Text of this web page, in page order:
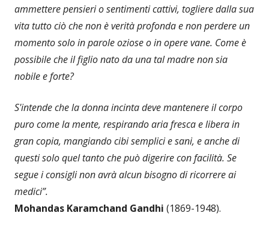
ammettere pensieri o sentimenti cattivi, togliere dalla sua
vita tutto ciò che non è verità profonda e non perdere un
momento solo in parole oziose o in opere vane. Come è
possibile che il figlio nato da una tal madre non sia
nobile e forte?
S'intende che la donna incinta deve mantenere il corpo
puro come la mente, respirando aria fresca e libera in
gran copia, mangiando cibi semplici e sani, e anche di
questi solo quel tanto che può digerire con facilità. Se
segue i consigli non avrà alcun bisogno di ricorrere ai
medici”.
Mohandas Karamchand Gandhi (1869-1948).